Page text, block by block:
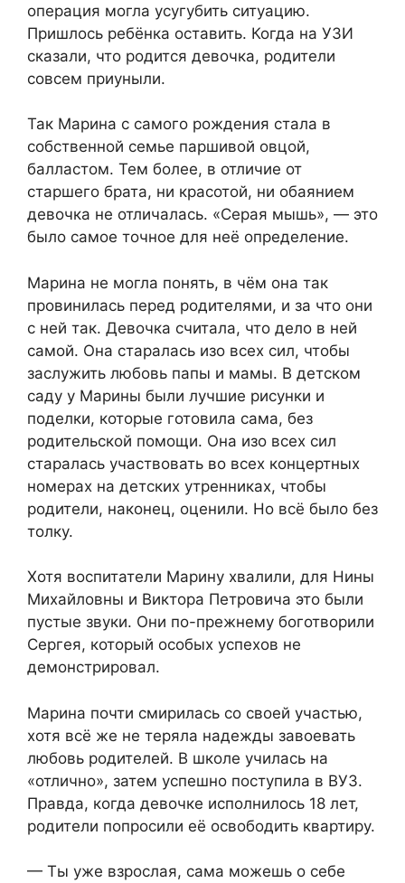
операция могла усугубить ситуацию.
Пришлось ребёнка оставить. Когда на УЗИ
сказали, что родится девочка, родители
совсем приуныли.
Так Марина с самого рождения стала в
собственной семье паршивой овцой,
балластом. Тем более, в отличие от
старшего брата, ни красотой, ни обаянием
девочка не отличалась. «Серая мышь», — это
было самое точное для неё определение.
Марина не могла понять, в чём она так
провинилась перед родителями, и за что они
с ней так. Девочка считала, что дело в ней
самой. Она старалась изо всех сил, чтобы
заслужить любовь папы и мамы. В детском
саду у Марины были лучшие рисунки и
поделки, которые готовила сама, без
родительской помощи. Она изо всех сил
старалась участвовать во всех концертных
номерах на детских утренниках, чтобы
родители, наконец, оценили. Но всё было без
толку.
Хотя воспитатели Марину хвалили, для Нины
Михайловны и Виктора Петровича это были
пустые звуки. Они по-прежнему боготворили
Сергея, который особых успехов не
демонстрировал.
Марина почти смирилась со своей участью,
хотя всё же не теряла надежды завоевать
любовь родителей. В школе училась на
«отлично», затем успешно поступила в ВУЗ.
Правда, когда девочке исполнилось 18 лет,
родители попросили её освободить квартиру.
— Ты уже взрослая, сама можешь о себе